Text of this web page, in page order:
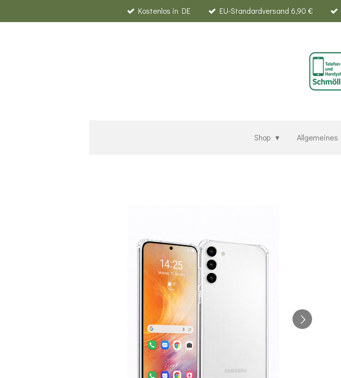
Hauptinhalt
Kostenlos in DE EU-Standardversand 6,90 €
Shop Allgemeines